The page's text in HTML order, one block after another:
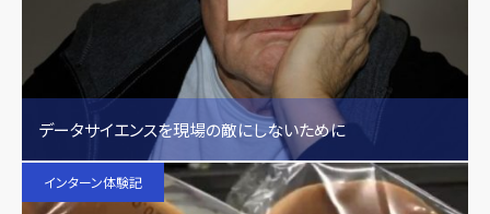
データサイエンスを現場の敵にしないために
インターン体験記